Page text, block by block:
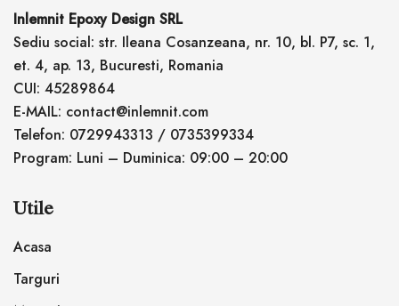
Inlemnit Epoxy Design SRL
Sediu social: str. Ileana Cosanzeana, nr. 10, bl. P7, sc. 1,
et. 4, ap. 13, Bucuresti, Romania
CUI: 45289864
E-MAIL: contact@inlemnit.com
Telefon: 0729943313 / 0735399334
Program: Luni – Duminica: 09:00 – 20:00
Utile
Acasa
Targuri